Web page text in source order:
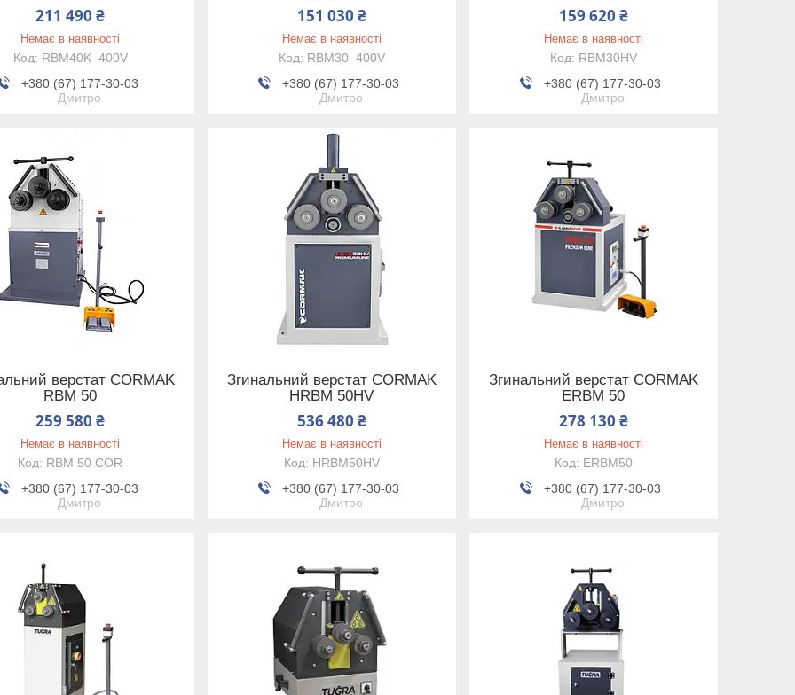
211 490 ₴
Немає в наявності
RBM40K_400V
+380 (67) 177-30-03
Дмитро
151 030 ₴
Немає в наявності
RBM30_400V
+380 (67) 177-30-03
Дмитро
159 620 ₴
Немає в наявності
RBM30HV
+380 (67) 177-30-03
Дмитро
верстат CORMAK
RBM 50
259 580 ₴
Немає в наявності
RBM 50 COR
+380 (67) 177-30-03
Дмитро
Згинальний верстат CORMAK
HRBM 50HV
536 480 ₴
Немає в наявності
HRBM50HV
+380 (67) 177-30-03
Дмитро
Згинальний верстат CORMAK
ERBM 50
278 130 ₴
Немає в наявності
ERBM50
+380 (67) 177-30-03
Дмитро